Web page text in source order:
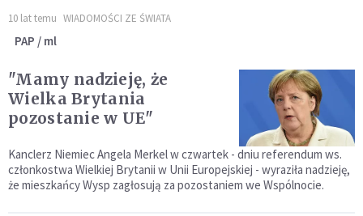
10 lat temu WIADOMOŚCI ZE ŚWIATA
PAP / ml
"Mamy nadzieję, że
Wielka Brytania
pozostanie w UE"
Kanclerz Niemiec Angela Merkel w czwartek - dniu referendum ws.
członkostwa Wielkiej Brytanii w Unii Europejskiej - wyraziła nadzieję,
że mieszkańcy Wysp zagłosują za pozostaniem we Wspólnocie.